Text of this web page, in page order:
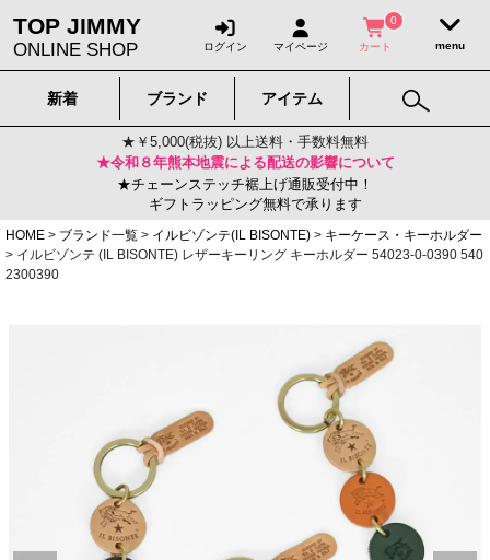
TOP JIMMY
ONLINE SHOP ログイン マイページ
0
カート
新着 ブランド アイテム
★￥5,000(税抜) 以上送料・手数料無料
★令和８年熊本地震による配送の影響について
★チェーンステッチ裾上げ通販受付中！
ギフトラッピング無料で承ります
HOME
ブランド一覧 イルビゾンテ(IL BISONTE)
キーケース・キーホルダー
イルビゾンテ (IL BISONTE) レザーキーリング キーホルダー 54023-0-0390 540
2300390